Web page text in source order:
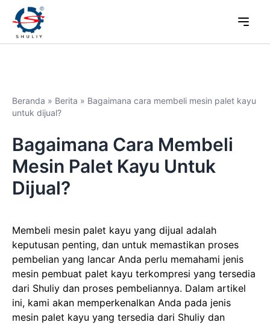
Beranda » Berita » Bagaimana cara membeli mesin palet kayu
untuk dijual?
Bagaimana Cara Membeli
Mesin Palet Kayu Untuk
Dijual?
Membeli mesin palet kayu yang dijual adalah
keputusan penting, dan untuk memastikan proses
pembelian yang lancar Anda perlu memahami jenis
mesin pembuat palet kayu terkompresi yang tersedia
dari Shuliy dan proses pembeliannya. Dalam artikel
ini, kami akan memperkenalkan Anda pada jenis
mesin palet kayu yang tersedia dari Shuliy dan